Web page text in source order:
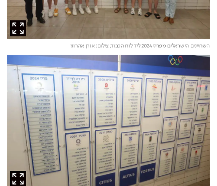
השחיינים הישראלים מפריז 2024 ליד לוח הכבוד, צילום: אורן אהרוני